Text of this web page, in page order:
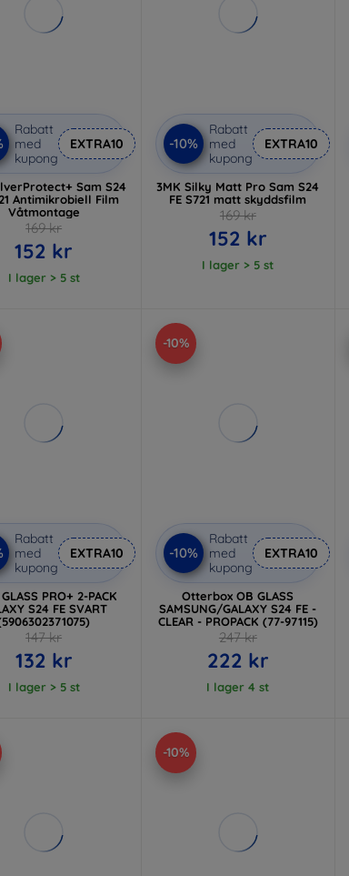
Rabatt
med
kupong
EXTRA10
Sam S24
Antimikrobiell Film
Våtmontage
169 kr
152 kr
I lager > 5 st
-10%
Rabatt
med
kupong
EXTRA10
3MK Silky Matt Pro Sam S24
FE S721 matt skyddsfilm
169 kr
152 kr
I lager > 5 st
Rabatt
med
kupong
EXTRA10
PRO+ 2-PACK
S24 FE SVART
147 kr
132 kr
I lager > 5 st
-10%
-10%
Rabatt
med
kupong
EXTRA10
Otterbox OB GLASS
SAMSUNG/GALAXY S24 FE -
CLEAR - PROPACK (77-97115)
247 kr
222 kr
I lager 4 st
-10%